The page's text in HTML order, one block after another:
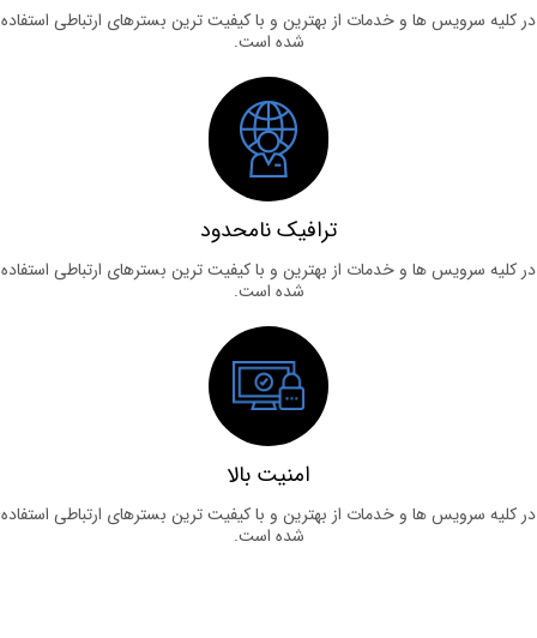
سرویس ها و خدمات از بهترین و با کیفیت ترین بسترهای ارتباطی استفاده
شده است.
ترافیک نامحدود
سرویس ها و خدمات از بهترین و با کیفیت ترین بسترهای ارتباطی استفاده
شده است.
امنیت بالا
سرویس ها و خدمات از بهترین و با کیفیت ترین بسترهای ارتباطی استفاده
شده است.